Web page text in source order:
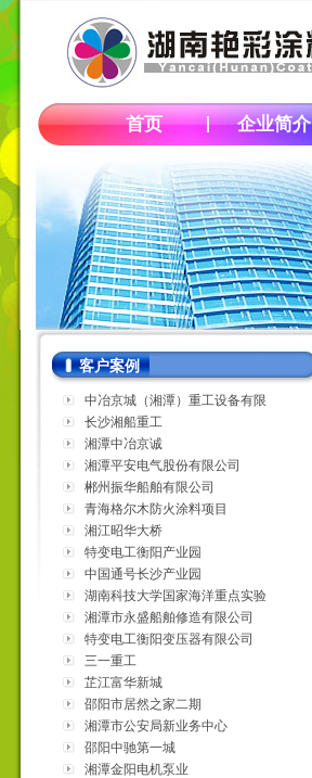
首页 企业简介
客户案例
中冶京城（湘潭）重工设备有限
公司
长沙湘船重工
湘潭中冶京诚
湘潭平安电气股份有限公司
郴州振华船舶有限公司
青海格尔木防火涂料项目
湘江昭华大桥
特变电工衡阳产业园
中国通号长沙产业园
湖南科技大学国家海洋重点实验
室
湘潭市永盛船舶修造有限公司
特变电工衡阳变压器有限公司
三一重工
芷江富华新城
邵阳市居然之家二期
湘潭市公安局新业务中心
邵阳中驰第一城
湘潭金阳电机泵业